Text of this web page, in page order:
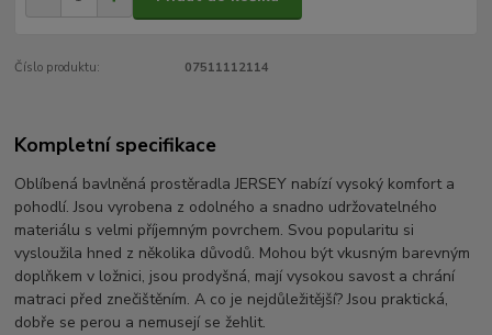
Číslo produktu: 07511112114
Kompletní specifikace
Oblíbená bavlněná prostěradla JERSEY nabízí vysoký komfort a
pohodlí. Jsou vyrobena z odolného a snadno udržovatelného
materiálu s velmi příjemným povrchem. Svou popularitu si
vysloužila hned z několika důvodů. Mohou být vkusným barevným
doplňkem v ložnici, jsou prodyšná, mají vysokou savost a chrání
matraci před znečištěním. A co je nejdůležitější? Jsou praktická,
dobře se perou a nemusejí se žehlit.